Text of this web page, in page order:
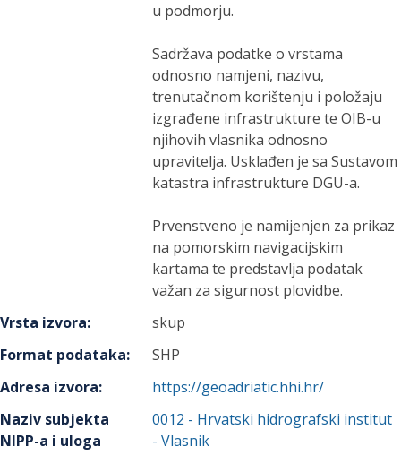
u podmorju.
Sadržava podatke o vrstama
odnosno namjeni, nazivu,
trenutačnom korištenju i položaju
izgrađene infrastrukture te OIB-u
njihovih vlasnika odnosno
upravitelja. Usklađen je sa Sustavom
katastra infrastrukture DGU-a.
Prvenstveno je namijenjen za prikaz
na pomorskim navigacijskim
kartama te predstavlja podatak
važan za sigurnost plovidbe.
Vrsta izvora:
skup
Format podataka:
SHP
Adresa izvora:
https://geoadriatic.hhi.hr/
Naziv subjekta
NIPP-a i uloga
0012 - Hrvatski hidrografski institut
- Vlasnik